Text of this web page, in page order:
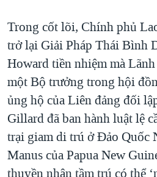
Trong cốt lõi, Chính phủ
trở lại Giải Pháp Thái Bình
Howard tiền nhiệm mà
một Bộ trưởng trong hội
ủng hộ của Liên đảng đối
Gillard đã ban hành luật lệ
trại giam di trú ở Đảo Quốc
Manus của Papua New
thuyền nhân tầm trú có thể